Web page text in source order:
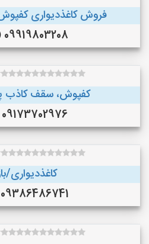
فروش کاغذدیواری
09919803208 (شهرکرد)
کفپوش، سقف کاذب
09173702976 (بوشهر)
کاغذدیواری/
09386486741 (بوشهر)